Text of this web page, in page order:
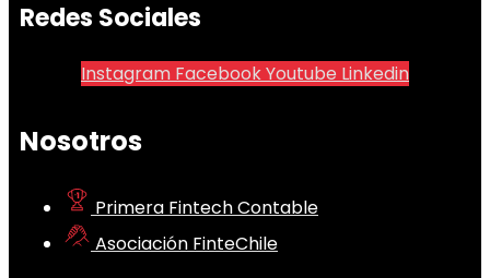
Redes Sociales
Instagram FacebookYoutube Linkedin
Nosotros
Primera Fintech Contable
Asociación FinteChile